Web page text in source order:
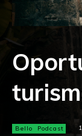
Bello Podcast